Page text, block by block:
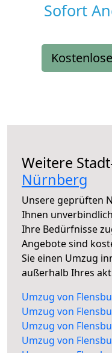
Sofort
Weitere
Nürnberg
Unsere geprüften
Ihnen
Ihre Bedürfnisse
Angebote sind
Sie einen Umzug
außerhalb Ihres
Umzug von
Umzug von
Umzug von
Umzug von